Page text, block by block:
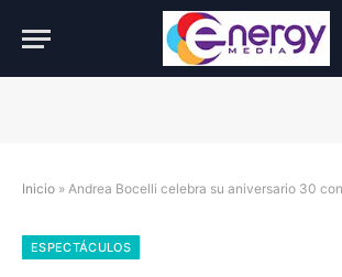
Inicio » Andrea Bocelli celebra su aniversario 30
ESPECTÁCULOS